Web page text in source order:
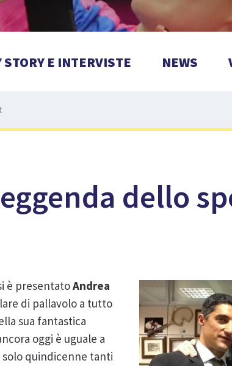
STORY E INTERVISTE NEWS
dello
è presentatoAndrea
di pallavolo a tutto
sua fantastica
oggi è uguale a
solo quindicenne tanti